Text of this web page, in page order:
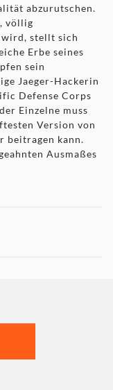
abzurutschen.
völlig
stellt sich
Erbe seines
sein
Jaeger-Hackerin
Defense Corps
Einzelne muss
Version von
beitragen kann.
Ausmaßes